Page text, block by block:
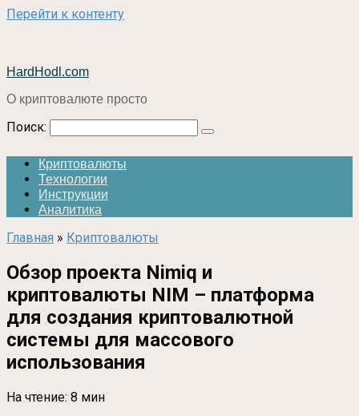
Перейти к контенту
HardHodl.com
О криптовалюте просто
Поиск:
Криптовалюты
Технологии
Инструкции
Аналитика
Главная » Криптовалюты
Обзор проекта Nimiq и
криптовалюты NIM – платформа
для создания криптовалютной
системы для массового
использования
На чтение: 8 мин